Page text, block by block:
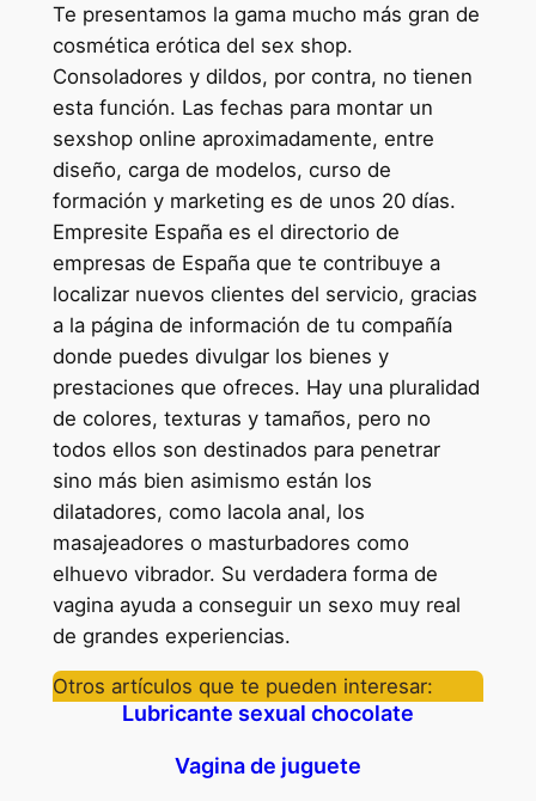
Te presentamos la gama mucho más gran de
cosmética erótica del sex shop.
Consoladores y dildos, por contra, no tienen
esta función. Las fechas para montar un
sexshop online aproximadamente, entre
diseño, carga de modelos, curso de
formación y marketing es de unos 20 días.
Empresite España es el directorio de
empresas de España que te contribuye a
localizar nuevos clientes del servicio, gracias
a la página de información de tu compañía
donde puedes divulgar los bienes y
prestaciones que ofreces. Hay una pluralidad
de colores, texturas y tamaños, pero no
todos ellos son destinados para penetrar
sino más bien asimismo están los
dilatadores, como lacola anal, los
masajeadores o masturbadores como
elhuevo vibrador. Su verdadera forma de
vagina ayuda a conseguir un sexo muy real
de grandes experiencias.
Otros artículos que te pueden interesar:
Lubricante sexual chocolate
Vagina de juguete